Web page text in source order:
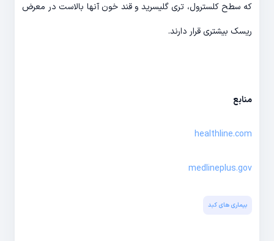
که سطح کلسترول، تری گلیسرید و قند خون آن­ها بالاست در معرض
ریسک بیشتری قرار دارند.
منابع
healthline.com
medlineplus.gov
بیماری های کبد